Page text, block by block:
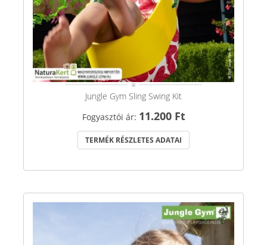
Jungle Gym Sling Swing Kit
Fogyasztói ár: 11.200 Ft
TERMÉK RÉSZLETES ADATAI